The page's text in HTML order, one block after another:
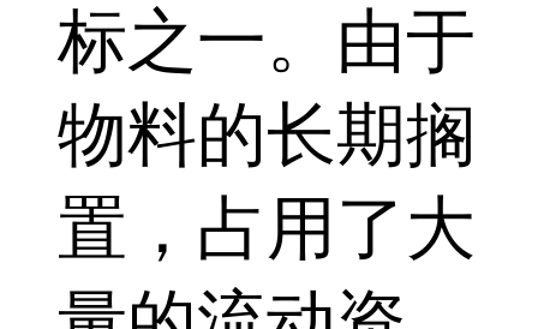
标之一。由于
物料的长期搁
置，占用了大